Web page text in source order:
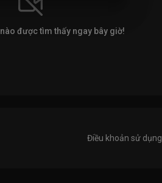
được tìm thấy ngay bây giờ!
Điều khoản sử dụng